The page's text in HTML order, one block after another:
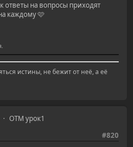
ответы на вопросы приходят
каждому 🩷
истины, не бежит от неё, а её
ОТМ урок1
#820